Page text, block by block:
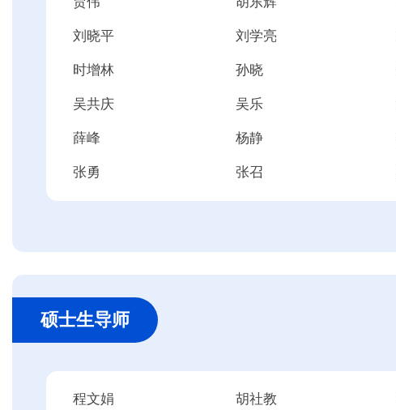
刘晓平 刘学亮
时增林 孙晓
吴共庆 吴乐
薛峰 杨静
张勇 张召
硕士生导师
程文娟 胡社教